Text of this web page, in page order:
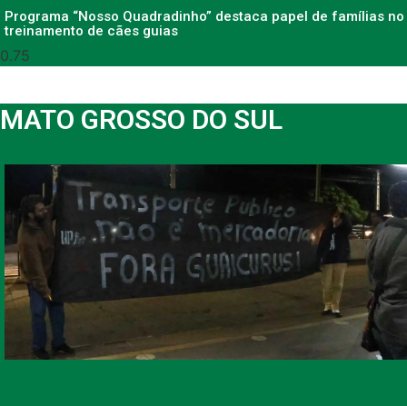
Programa “Nosso Quadradinho” destaca papel de famílias no
treinamento de cães guias
MATO GROSSO DO SUL